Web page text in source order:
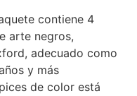
contiene 4
arte negros,
adecuado como
y más
de color está